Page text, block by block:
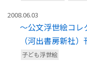
2008.06.03
～公文浮世絵コレ
（河出書房新社）
子ども浮世絵